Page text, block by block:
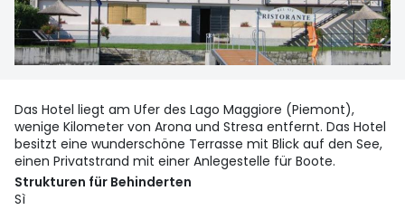
Das Hotel liegt am Ufer des Lago Maggiore (Piemont),
wenige Kilometer von Arona und Stresa entfernt. Das Hotel
besitzt eine wunderschöne Terrasse mit Blick auf den See,
einen Privatstrand mit einer Anlegestelle für Boote.
Strukturen für Behinderten
Sì